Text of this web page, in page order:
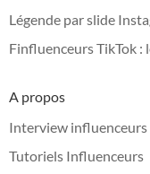
Légende par slide
Finfluenceurs TikTok :
A propos
Interview influenceurs
Tutoriels Influenceurs